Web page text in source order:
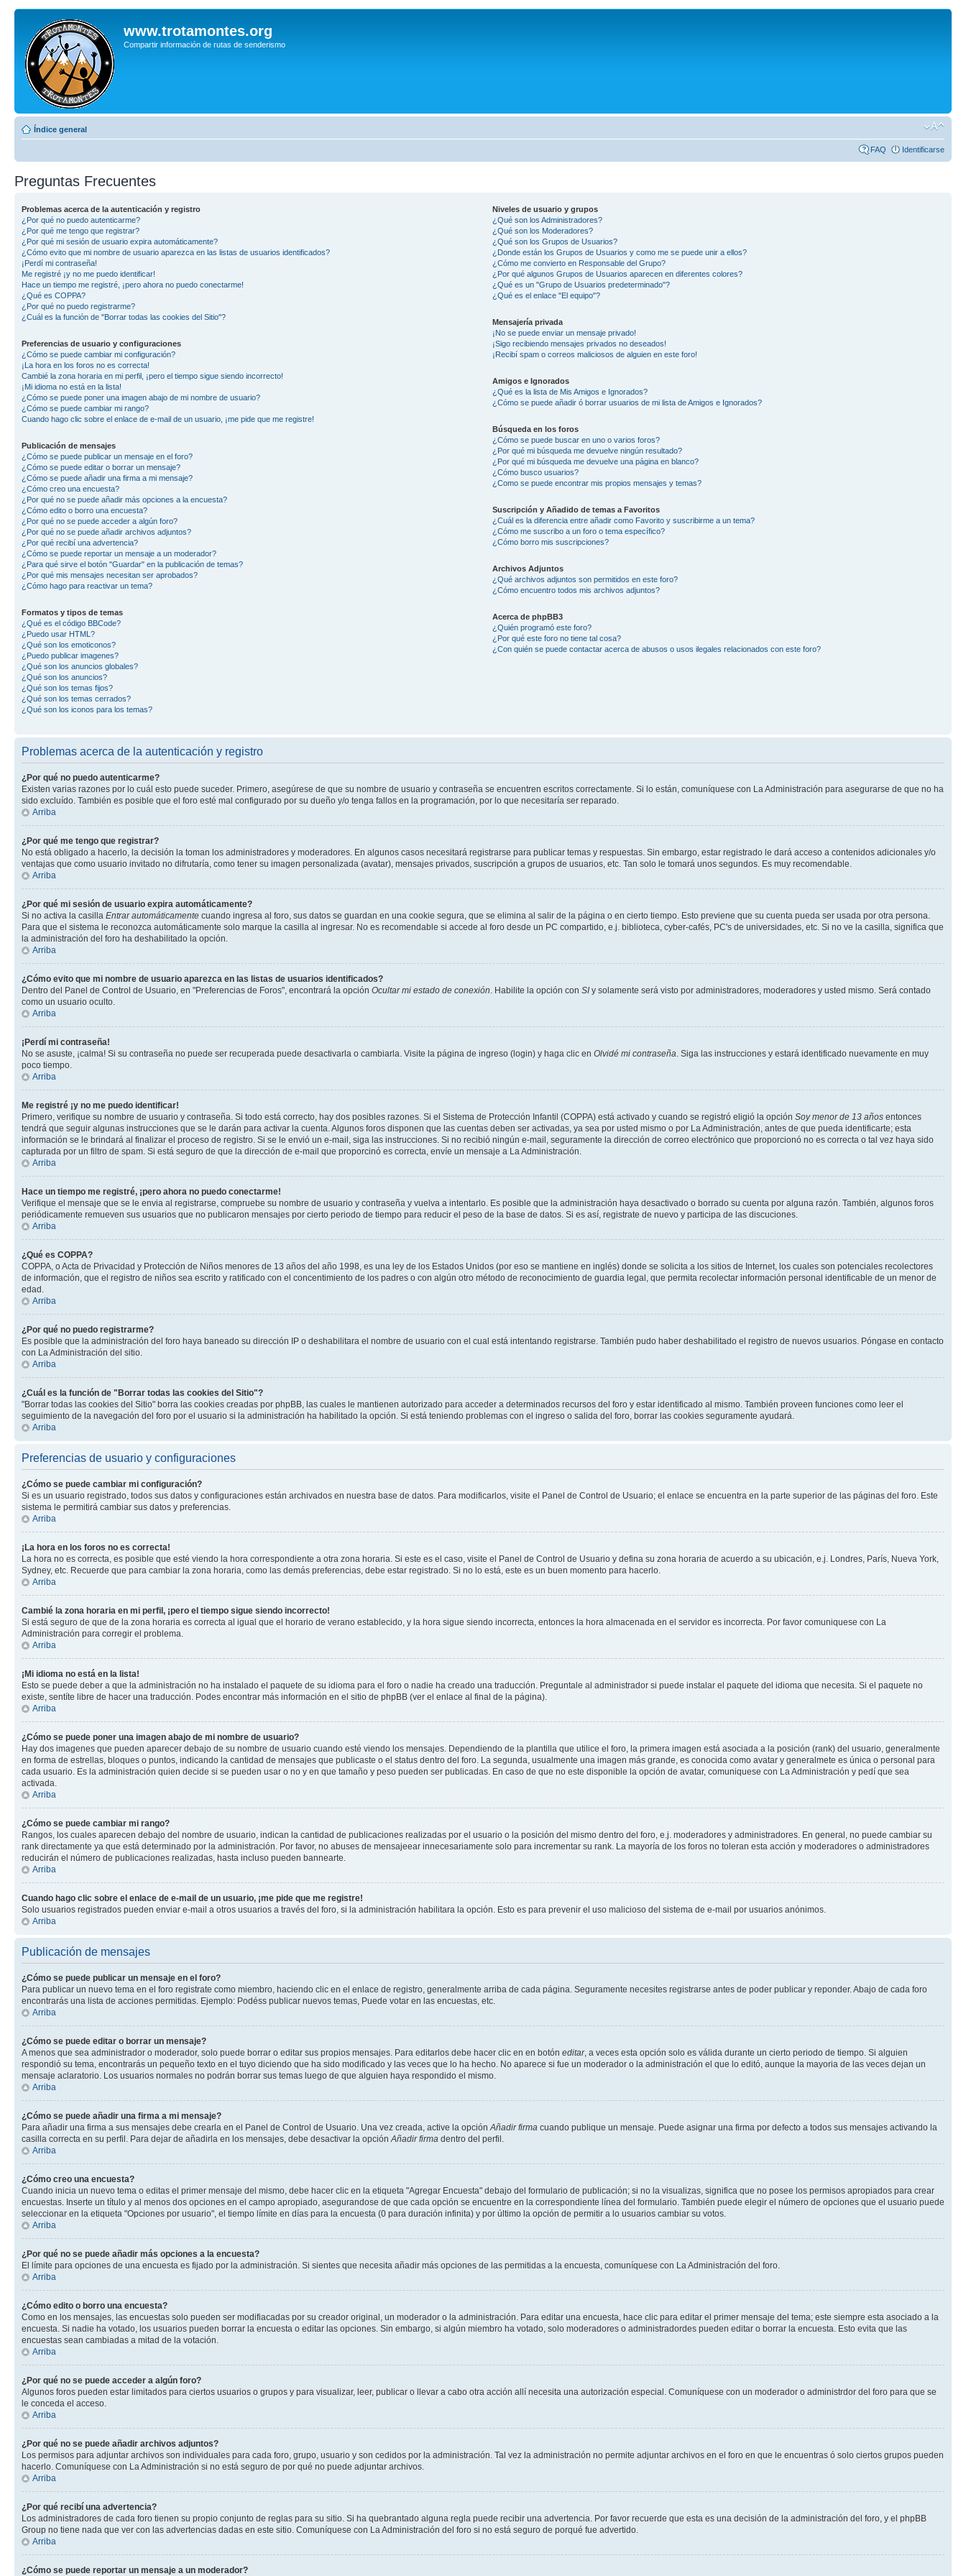
www.trotamontes.org
Compartir información de rutas de senderismo
Índice general
FAQ Identificarse
Preguntas Frecuentes
Problemas acerca de la autenticación y registro
¿Por qué no puedo autenticarme?
¿Por qué me tengo que registrar?
¿Por qué mi sesión de usuario expira automáticamente?
¿Cómo evito que mi nombre de usuario aparezca en las listas de usuarios identificados?
¡Perdí mi contraseña!
Me registré ¡y no me puedo identificar!
Hace un tiempo me registré, ¡pero ahora no puedo conectarme!
¿Qué es COPPA?
¿Por qué no puedo registrarme?
¿Cuál es la función de "Borrar todas las cookies del Sitio"?
Preferencias de usuario y configuraciones
¿Cómo se puede cambiar mi configuración?
¡La hora en los foros no es correcta!
Cambié la zona horaria en mi perfil, ¡pero el tiempo sigue siendo incorrecto!
¡Mi idioma no está en la lista!
¿Cómo se puede poner una imagen abajo de mi nombre de usuario?
¿Cómo se puede cambiar mi rango?
Cuando hago clic sobre el enlace de e-mail de un usuario, ¡me pide que me registre!
Publicación de mensajes
¿Cómo se puede publicar un mensaje en el foro?
¿Cómo se puede editar o borrar un mensaje?
¿Cómo se puede añadir una firma a mi mensaje?
¿Cómo creo una encuesta?
¿Por qué no se puede añadir más opciones a la encuesta?
¿Cómo edito o borro una encuesta?
¿Por qué no se puede acceder a algún foro?
¿Por qué no se puede añadir archivos adjuntos?
¿Por qué recibí una advertencia?
¿Cómo se puede reportar un mensaje a un moderador?
¿Para qué sirve el botón "Guardar" en la publicación de temas?
¿Por qué mis mensajes necesitan ser aprobados?
¿Cómo hago para reactivar un tema?
Formatos y tipos de temas
¿Qué es el código BBCode?
¿Puedo usar HTML?
¿Qué son los emoticonos?
¿Puedo publicar imagenes?
¿Qué son los anuncios globales?
¿Qué son los anuncios?
¿Qué son los temas fijos?
¿Qué son los temas cerrados?
¿Qué son los iconos para los temas?
Niveles de usuario y grupos
¿Qué son los Administradores?
¿Qué son los Moderadores?
¿Qué son los Grupos de Usuarios?
¿Donde están los Grupos de Usuarios y como me se puede unir a ellos?
¿Cómo me convierto en Responsable del Grupo?
¿Por qué algunos Grupos de Usuarios aparecen en diferentes colores?
¿Qué es un "Grupo de Usuarios predeterminado"?
¿Qué es el enlace "El equipo"?
Mensajería privada
¡No se puede enviar un mensaje privado!
¡Sigo recibiendo mensajes privados no deseados!
¡Recibí spam o correos maliciosos de alguien en este foro!
Amigos e Ignorados
¿Qué es la lista de Mis Amigos e Ignorados?
¿Cómo se puede añadir ó borrar usuarios de mi lista de Amigos e Ignorados?
Búsqueda en los foros
¿Cómo se puede buscar en uno o varios foros?
¿Por qué mi búsqueda me devuelve ningún resultado?
¿Por qué mi búsqueda me devuelve una página en blanco?
¿Cómo busco usuarios?
¿Como se puede encontrar mis propios mensajes y temas?
Suscripción y Añadido de temas a Favoritos
¿Cuál es la diferencia entre añadir como Favorito y suscribirme a un tema?
¿Cómo me suscribo a un foro o tema específico?
¿Cómo borro mis suscripciones?
Archivos Adjuntos
¿Qué archivos adjuntos son permitidos en este foro?
¿Cómo encuentro todos mis archivos adjuntos?
Acerca de phpBB3
¿Quién programó este foro?
¿Por qué este foro no tiene tal cosa?
¿Con quién se puede contactar acerca de abusos o usos ilegales relacionados con este foro?
Problemas acerca de la autenticación y registro
¿Por qué no puedo autenticarme?
Existen varias razones por lo cuál esto puede suceder. Primero, asegúrese de que su nombre de usuario y contraseña se encuentren escritos correctamente. Si lo están, comuníquese con La Administración para asegurarse de que no ha
sido excluído. También es posible que el foro esté mal configurado por su dueño y/o tenga fallos en la programación, por lo que necesitaría ser reparado.
Arriba
¿Por qué me tengo que registrar?
No está obligado a hacerlo, la decisión la toman los administradores y moderadores. En algunos casos necesitará registrarse para publicar temas y respuestas. Sin embargo, estar registrado le dará acceso a contenidos adicionales y/o
ventajas que como usuario invitado no difrutaría, como tener su imagen personalizada (avatar), mensajes privados, suscripción a grupos de usuarios, etc. Tan solo le tomará unos segundos. Es muy recomendable.
Arriba
¿Por qué mi sesión de usuario expira automáticamente?
Si no activa la casilla Entrar automáticamente cuando ingresa al foro, sus datos se guardan en una cookie segura, que se elimina al salir de la página o en cierto tiempo. Esto previene que su cuenta pueda ser usada por otra persona.
Para que el sistema le reconozca automáticamente solo marque la casilla al ingresar. No es recomendable si accede al foro desde un PC compartido, e.j. biblioteca, cyber-cafés, PC's de universidades, etc. Si no ve la casilla, significa que
la administración del foro ha deshabilitado la opción.
Arriba
¿Cómo evito que mi nombre de usuario aparezca en las listas de usuarios identificados?
Dentro del Panel de Control de Usuario, en "Preferencias de Foros", encontrará la opción Ocultar mi estado de conexión. Habilite la opción con SI y solamente será visto por administradores, moderadores y usted mismo. Será contado
como un usuario oculto.
Arriba
¡Perdí mi contraseña!
No se asuste, ¡calma! Si su contraseña no puede ser recuperada puede desactivarla o cambiarla. Visite la página de ingreso (login) y haga clic en Olvidé mi contraseña. Siga las instrucciones y estará identificado nuevamente en muy
poco tiempo.
Arriba
Me registré ¡y no me puedo identificar!
Primero, verifique su nombre de usuario y contraseña. Si todo está correcto, hay dos posibles razones. Si el Sistema de Protección Infantil (COPPA) está activado y cuando se registró eligió la opción Soy menor de 13 años entonces
tendrá que seguir algunas instrucciones que se le darán para activar la cuenta. Algunos foros disponen que las cuentas deben ser activadas, ya sea por usted mismo o por La Administración, antes de que pueda identificarte; esta
información se le brindará al finalizar el proceso de registro. Si se le envió un e-mail, siga las instrucciones. Si no recibió ningún e-mail, seguramente la dirección de correo electrónico que proporcionó no es correcta o tal vez haya sido
capturada por un filtro de spam. Si está seguro de que la dirección de e-mail que proporcinó es correcta, envíe un mensaje a La Administración.
Arriba
Hace un tiempo me registré, ¡pero ahora no puedo conectarme!
Verifique el mensaje que se le envia al registrarse, compruebe su nombre de usuario y contraseña y vuelva a intentarlo. Es posible que la administración haya desactivado o borrado su cuenta por alguna razón. También, algunos foros
periódicamente remueven sus usuarios que no publicaron mensajes por cierto periodo de tiempo para reducir el peso de la base de datos. Si es así, registrate de nuevo y participa de las discuciones.
Arriba
¿Qué es COPPA?
COPPA, o Acta de Privacidad y Protección de Niños menores de 13 años del año 1998, es una ley de los Estados Unidos (por eso se mantiene en inglés) donde se solicita a los sitios de Internet, los cuales son potenciales recolectores
de información, que el registro de niños sea escrito y ratificado con el concentimiento de los padres o con algún otro método de reconocimiento de guardia legal, que permita recolectar información personal identificable de un menor de
edad.
Arriba
¿Por qué no puedo registrarme?
Es posible que la administración del foro haya baneado su dirección IP o deshabilitara el nombre de usuario con el cual está intentando registrarse. También pudo haber deshabilitado el registro de nuevos usuarios. Póngase en contacto
con La Administración del sitio.
Arriba
¿Cuál es la función de "Borrar todas las cookies del Sitio"?
"Borrar todas las cookies del Sitio" borra las cookies creadas por phpBB, las cuales le mantienen autorizado para acceder a determinados recursos del foro y estar identificado al mismo. También proveen funciones como leer el
seguimiento de la navegación del foro por el usuario si la administración ha habilitado la opción. Si está teniendo problemas con el ingreso o salida del foro, borrar las cookies seguramente ayudará.
Arriba
Preferencias de usuario y configuraciones
¿Cómo se puede cambiar mi configuración?
Si es un usuario registrado, todos sus datos y configuraciones están archivados en nuestra base de datos. Para modificarlos, visite el Panel de Control de Usuario; el enlace se encuentra en la parte superior de las páginas del foro. Este
sistema le permitirá cambiar sus datos y preferencias.
Arriba
¡La hora en los foros no es correcta!
La hora no es correcta, es posible que esté viendo la hora correspondiente a otra zona horaria. Si este es el caso, visite el Panel de Control de Usuario y defina su zona horaria de acuerdo a su ubicación, e.j. Londres, París, Nueva York,
Sydney, etc. Recuerde que para cambiar la zona horaria, como las demás preferencias, debe estar registrado. Si no lo está, este es un buen momento para hacerlo.
Arriba
Cambié la zona horaria en mi perfil, ¡pero el tiempo sigue siendo incorrecto!
Si está seguro de que de la zona horaria es correcta al igual que el horario de verano establecido, y la hora sigue siendo incorrecta, entonces la hora almacenada en el servidor es incorrecta. Por favor comuniquese con La
Administración para corregir el problema.
Arriba
¡Mi idioma no está en la lista!
Esto se puede deber a que la administración no ha instalado el paquete de su idioma para el foro o nadie ha creado una traducción. Preguntale al administrador si puede instalar el paquete del idioma que necesita. Si el paquete no
existe, sentíte libre de hacer una traducción. Podes encontrar más información en el sitio de phpBB (ver el enlace al final de la página).
Arriba
¿Cómo se puede poner una imagen abajo de mi nombre de usuario?
Hay dos imagenes que pueden aparecer debajo de su nombre de usuario cuando esté viendo los mensajes. Dependiendo de la plantilla que utilice el foro, la primera imagen está asociada a la posición (rank) del usuario, generalmente
en forma de estrellas, bloques o puntos, indicando la cantidad de mensajes que publicaste o el status dentro del foro. La segunda, usualmente una imagen más grande, es conocida como avatar y generalmete es única o personal para
cada usuario. Es la administración quien decide si se pueden usar o no y en que tamaño y peso pueden ser publicadas. En caso de que no este disponible la opción de avatar, comuniquese con La Administración y pedí que sea
activada.
Arriba
¿Cómo se puede cambiar mi rango?
Rangos, los cuales aparecen debajo del nombre de usuario, indican la cantidad de publicaciones realizadas por el usuario o la posición del mismo dentro del foro, e.j. moderadores y administradores. En general, no puede cambiar su
rank directamente ya que está determinado por la administración. Por favor, no abuses de mensajeear innecesariamente solo para incrementar su rank. La mayoría de los foros no toleran esta acción y moderadores o administradores
reducirán el número de publicaciones realizadas, hasta incluso pueden bannearte.
Arriba
Cuando hago clic sobre el enlace de e-mail de un usuario, ¡me pide que me registre!
Solo usuarios registrados pueden enviar e-mail a otros usuarios a través del foro, si la administración habilitara la opción. Esto es para prevenir el uso malicioso del sistema de e-mail por usuarios anónimos.
Arriba
Publicación de mensajes
¿Cómo se puede publicar un mensaje en el foro?
Para publicar un nuevo tema en el foro registrate como miembro, haciendo clic en el enlace de registro, generalmente arriba de cada página. Seguramente necesites registrarse antes de poder publicar y reponder. Abajo de cada foro
encontrarás una lista de acciones permitidas. Ejemplo: Podéss publicar nuevos temas, Puede votar en las encuestas, etc.
Arriba
¿Cómo se puede editar o borrar un mensaje?
A menos que sea administrador o moderador, solo puede borrar o editar sus propios mensajes. Para editarlos debe hacer clic en en botón editar, a veces esta opción solo es válida durante un cierto periodo de tiempo. Si alguien
respondió su tema, encontrarás un pequeño texto en el tuyo diciendo que ha sido modificado y las veces que lo ha hecho. No aparece si fue un moderador o la administración el que lo editó, aunque la mayoria de las veces dejan un
mensaje aclaratorio. Los usuarios normales no podrán borrar sus temas luego de que alguien haya respondido el mismo.
Arriba
¿Cómo se puede añadir una firma a mi mensaje?
Para añadir una firma a sus mensajes debe crearla en el Panel de Control de Usuario. Una vez creada, active la opciónAñadir firma cuando publique un mensaje. Puede asignar una firma por defecto a todos sus mensajes activando la
casilla correcta en su perfil. Para dejar de añadirla en los mensajes, debe desactivar la opciónAñadir firma dentro del perfil.
Arriba
¿Cómo creo una encuesta?
Cuando inicia un nuevo tema o editas el primer mensaje del mismo, debe hacer clic en la etiqueta "Agregar Encuesta" debajo del formulario de publicación; si no la visualizas, significa que no posee los permisos apropiados para crear
encuestas. Inserte un título y al menos dos opciones en el campo apropiado, asegurandose de que cada opción se encuentre en la correspondiente línea del formulario. También puede elegir el número de opciones que el usuario puede
seleccionar en la etiqueta "Opciones por usuario", el tiempo límite en días para la encuesta (0 para duración infinita) y por último la opción de permitir a lo usuarios cambiar su votos.
Arriba
¿Por qué no se puede añadir más opciones a la encuesta?
El límite para opciones de una encuesta es fijado por la administración. Si sientes que necesita añadir más opciones de las permitidas a la encuesta, comuníquese con La Administración del foro.
Arriba
¿Cómo edito o borro una encuesta?
Como en los mensajes, las encuestas solo pueden ser modifiacadas por su creador original, un moderador o la administración. Para editar una encuesta, hace clic para editar el primer mensaje del tema; este siempre esta asociado a la
encuesta. Si nadie ha votado, los usuarios pueden borrar la encuesta o editar las opciones. Sin embargo, si algún miembro ha votado, solo moderadores o administradordes pueden editar o borrar la encuesta. Esto evita que las
encuestas sean cambiadas a mitad de la votación.
Arriba
¿Por qué no se puede acceder a algún foro?
Algunos foros pueden estar limitados para ciertos usuarios o grupos y para visualizar, leer, publicar o llevar a cabo otra acción allí necesita una autorización especial. Comuníquese con un moderador o administrdor del foro para que se
le conceda el acceso.
Arriba
¿Por qué no se puede añadir archivos adjuntos?
Los permisos para adjuntar archivos son individuales para cada foro, grupo, usuario y son cedidos por la administración. Tal vez la administración no permite adjuntar archivos en el foro en que le encuentras ó solo ciertos grupos pueden
hacerlo. Comuníquese con La Administración si no está seguro de por qué no puede adjuntar archivos.
Arriba
¿Por qué recibí una advertencia?
Los administradores de cada foro tienen su propio conjunto de reglas para su sitio. Si ha quebrantado alguna regla puede recibir una advertencia. Por favor recuerde que esta es una decisión de la administración del foro, y el phpBB
Group no tiene nada que ver con las advertencias dadas en este sitio. Comuníquese con La Administración del foro si no está seguro de porqué fue advertido.
Arriba
¿Cómo se puede reportar un mensaje a un moderador?